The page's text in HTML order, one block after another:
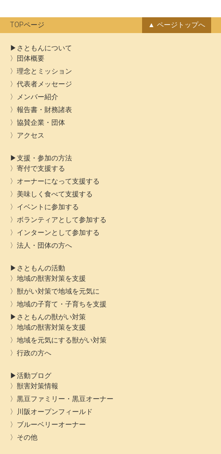
ブ
TOPページ ページトップへ
さともんについて
団体概要
理念とミッション
代表者メッセージ
メンバー紹介
報告書・財務諸表
協賛企業・団体
アクセス
支援・参加の方法
寄付で支援する
オーナーになって支援する
美味しく食べて支援する
イベントに参加する
ボランティアとして参加する
インターンとして参加する
法人・団体の方へ
さともんの活動
地域の獣害対策を支援
獣がい対策で地域を元気に
地域の子育て・子育ちを支援
さともんの獣がい対策
地域の獣害対策を支援
地域を元気にする獣がい対策
行政の方へ
活動ブログ
獣害対策情報
黒豆ファミリー・黒豆オーナー
川阪オープンフィールド
ブルーベリーオーナー
その他